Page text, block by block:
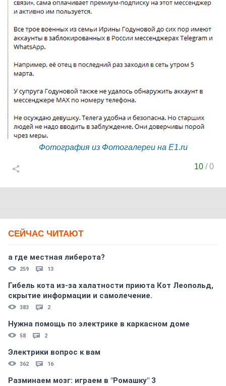
Фотография из Фотогалереи на E1.ru
10 /0
СЕЙЧАС ЧИТАЮТ
а где местная либерота?
259 13
Гибель кота из-за халатности приюта Кот Леопольд,
скрытиe информации и самолечение.
383 2
Нужна помощь по электрике в каркасном доме
58 2
Электрики вопрос к вам
362 16
Разминаем мозг: играем в "Ромашку" 3